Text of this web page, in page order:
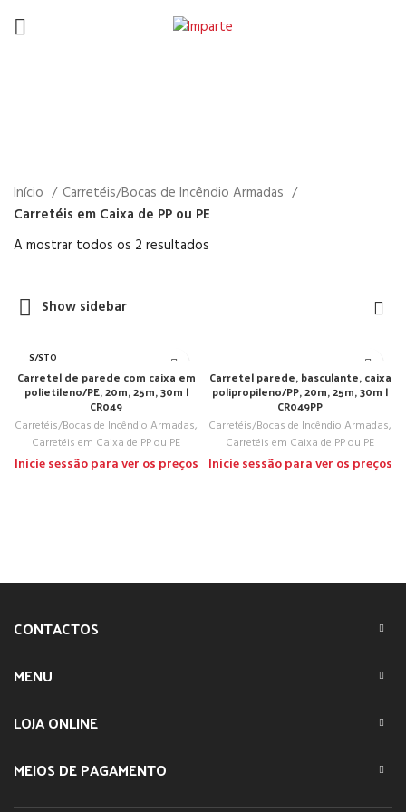
Início
Carretéis/Bocas de Incêndio Armadas
Carretéis em Caixa de PP ou PE
A mostrar todos os 2 resultados
Show sidebar
S/STO
Carretel de parede com caixa em
polietileno/PE, 20m, 25m, 30m |
CR049
Carretéis/Bocas de Incêndio Armadas,
Carretéis em Caixa de PP ou PE
Inicie sessão para ver os preços
Carretel parede, basculante, caixa
polipropileno/PP, 20m, 25m, 30m |
CR049PP
Carretéis/Bocas de Incêndio Armadas,
Carretéis em Caixa de PP ou PE
Inicie sessão para ver os preços
CONTACTOS
MENU
LOJA ONLINE
MEIOS DE PAGAMENTO